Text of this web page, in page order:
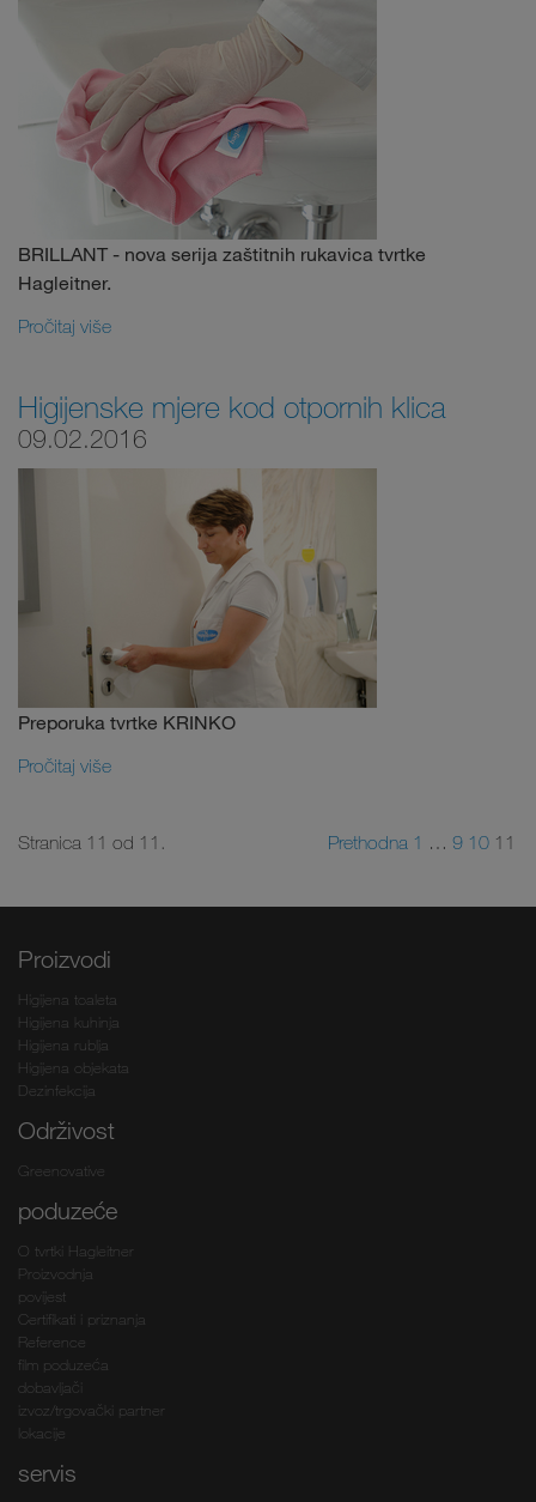
BRILLANT - nova serija zaštitnih rukavica tvrtke
Hagleitner.
Pročitaj više
Higijenske mjere kod otpornih klica
09.02.2016
Preporuka tvrtke KRINKO
Pročitaj više
Stranica 11 od 11. Prethodna 1 … 9 10 11
Proizvodi
Higijena toaleta
Higijena kuhinja
Higijena rublja
Higijena objekata
Dezinfekcija
Održivost
Greenovative
poduzeće
O tvrtki Hagleitner
Proizvodnja
povijest
Certifikati i priznanja
Reference
film poduzeća
dobavljači
izvoz/trgovački partner
lokacije
servis